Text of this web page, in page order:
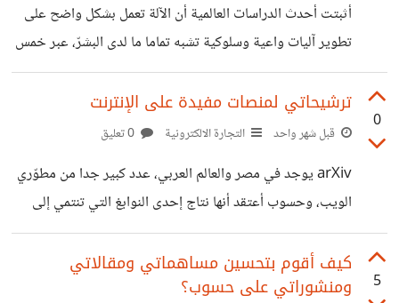
عبارة عن فاكهة محببة في سن التاسعة زادت بها تعلقي بالقراءة
والكتابة، بدلا من قراءة أسطر
أثبتت أحدث الدراسات العالمية أن الآلة تعمل بشكل واضح على
تطوير آليات واعية وسلوكية تشبه تماما ما لدى البشرّ، عبر خمس
أنماط من المحاكاة، أولا محاكاة الجهاز العصبي (وبشكل خاص
عبر بحوث Neural Networks)، ثانيا محاكاة اللغة (وبشكل
خاص عبر بحوث LLM)، ثالثا محاكاة الذاكرة (هذه هي الطائفة
دراسات الهلوسة)، وأخيرا نمط آخر من دراسات الشبكات العصبية
معني بالوراثة عبر دراسة آليات نقل النظام ومقدار الانتظام.
بصراحة، أريد أن استرسل، ولكن
0
ترشيحاتي لمنصات مفيدة على الإنترنت
قبل شهر واحد التجارة الالكترونية
arXiv يوجد في مصر والعالم العربي، عدد كبير جدا من مطوّري
الويب، وحسوب أعتقد أنها نتاج إحدى النوابغ التي تنتمي إلى
الساحة العربية، ولكن معظم منصات الجيت هي منصات لفرض
الرقابة، ويمكنهم حذف أي مشروع في الحال إذا ما شعروا
بالتهديد. هذه منصة قوية جدا وذات دعم دولي عام، لتوثيق
5
كيف أقوم بتحسين مساهماتي ومقالاتي
ومنشوراتي على حسوب؟